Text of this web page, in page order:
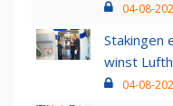
04-08-
Stakingen
winst
04-08-